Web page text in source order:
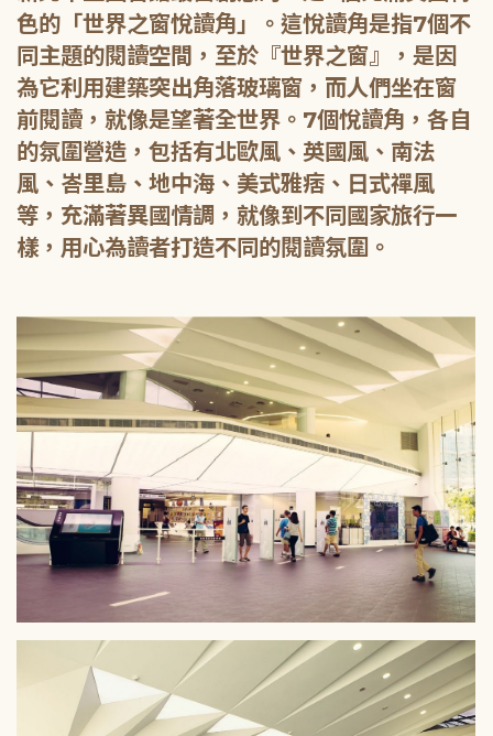
色的「世界之窗悅讀角」。這悅讀角是指7個不
同主題的閱讀空間，至於『世界之窗』，是因
為它利用建築突出角落玻璃窗，而人們坐在窗
前閱讀，就像是望著全世界。7個悅讀角，各自
的氛圍營造，包括有北歐風、英國風、南法
風、峇里島、地中海、美式雅痞、日式禪風
等，充滿著異國情調，就像到不同國家旅行一
樣，用心為讀者打造不同的閱讀氛圍。